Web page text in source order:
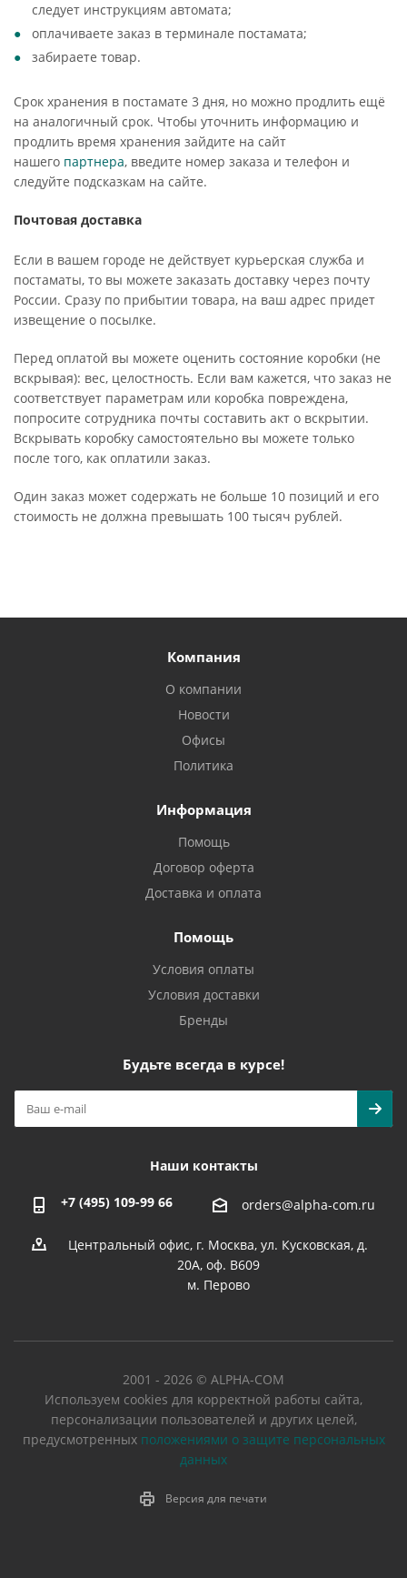
следует инструкциям автомата;
оплачиваете заказ в терминале постамата;
забираете товар.
Срок хранения в постамате 3 дня, но можно продлить ещё
на аналогичный срок. Чтобы уточнить информацию и
продлить время хранения зайдите на сайт
нашего партнера, введите номер заказа и телефон и
следуйте подсказкам на сайте.
Почтовая доставка
Если в вашем городе не действует курьерская служба и
постаматы, то вы можете заказать доставку через почту
России. Сразу по прибытии товара, на ваш адрес придет
извещение о посылке.
Перед оплатой вы можете оценить состояние коробки (не
вскрывая): вес, целостность. Если вам кажется, что заказ не
соответствует параметрам или коробка повреждена,
попросите сотрудника почты составить акт о вскрытии.
Вскрывать коробку самостоятельно вы можете только
после того, как оплатили заказ.
Один заказ может содержать не больше 10 позиций и его
стоимость не должна превышать 100 тысяч рублей.
Компания
О компании
Новости
Офисы
Политика
Информация
Помощь
Договор оферта
Доставка и оплата
Помощь
Условия оплаты
Условия доставки
Бренды
Будьте всегда в курсе!
Наши контакты
+7 (495) 109-99 66 orders@alpha-com.ru
Центральный офис, г. Москва, ул. Кусковская, д.
20А, оф. В609
м. Перово
2001 - 2026 © ALPHA-COM
Используем cookies для корректной работы сайта,
персонализации пользователей и других целей,
предусмотренных положениями о защите персональных
данных
Версия для печати